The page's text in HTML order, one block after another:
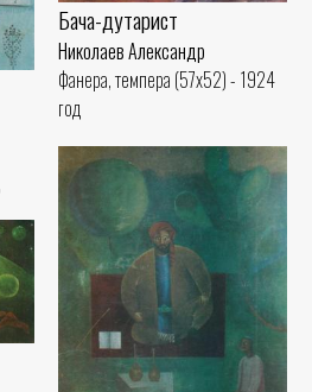
Бача-дутарист
Николаев Александр
Фанера, темпера (57x52) - 1924
год